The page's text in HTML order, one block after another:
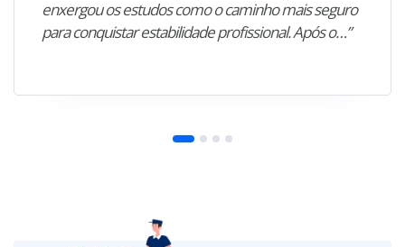
enxergou os estudos como o caminho mais seguro
para conquistar estabilidade profissional. Após o…”